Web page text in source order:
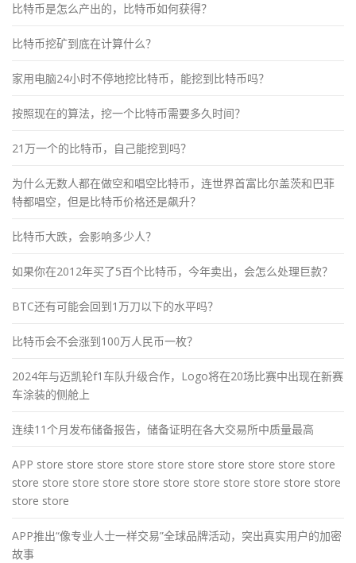
比特币是怎么产出的，比特币如何获得？
比特币挖矿到底在计算什么？
家用电脑24小时不停地挖比特币，能挖到比特币吗？
按照现在的算法，挖一个比特币需要多久时间？
21万一个的比特币，自己能挖到吗？
为什么无数人都在做空和唱空比特币，连世界首富比尔盖茨和巴菲
特都唱空，但是比特币价格还是飙升？
比特币大跌，会影响多少人？
如果你在2012年买了5百个比特币，今年卖出，会怎么处理巨款？
BTC还有可能会回到1万刀以下的水平吗？
比特币会不会涨到100万人民币一枚？
2024年与迈凯轮f1车队升级合作，Logo将在20场比赛中出现在新赛
车涂装的侧舱上
连续11个月发布储备报告，储备证明在各大交易所中质量最高
APP store store store store store store store store store store
store store store store store store store store store store store
store store
APP推出“像专业人士一样交易”全球品牌活动，突出真实用户的加密
故事